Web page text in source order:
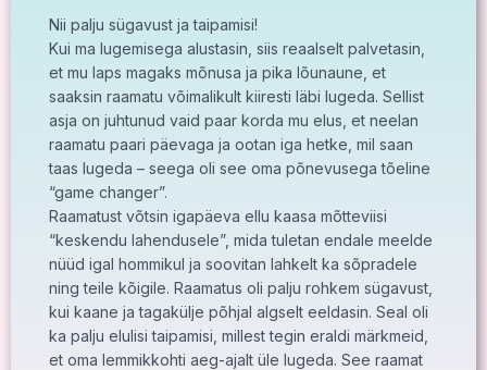
Nii palju sügavust ja taipamisi!
Kui ma lugemisega alustasin, siis reaalselt palvetasin,
et mu laps magaks mõnusa ja pika lõunaune, et
saaksin raamatu võimalikult kiiresti läbi lugeda. Sellist
asja on juhtunud vaid paar korda mu elus, et neelan
raamatu paari päevaga ja ootan iga hetke, mil saan
taas lugeda – seega oli see oma põnevusega tõeline
“game changer”.
Raamatust võtsin igapäeva ellu kaasa mõtteviisi
“keskendu lahendusele”, mida tuletan endale meelde
nüüd igal hommikul ja soovitan lahkelt ka sõpradele
ning teile kõigile. Raamatus oli palju rohkem sügavust,
kui kaane ja tagakülje põhjal algselt eeldasin. Seal oli
ka palju elulisi taipamisi, millest tegin eraldi märkmeid,
et oma lemmikkohti aeg-ajalt üle lugeda. See raamat